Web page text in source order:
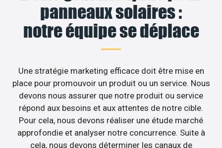
panneaux solaires :
notre équipe se déplace
Une stratégie marketing efficace doit être mise en
place pour promouvoir un produit ou un service. Nous
devons nous assurer que notre produit ou service
répond aux besoins et aux attentes de notre cible.
Pour cela, nous devons réaliser une étude marché
approfondie et analyser notre concurrence. Suite à
cela, nous devons déterminer les canaux de